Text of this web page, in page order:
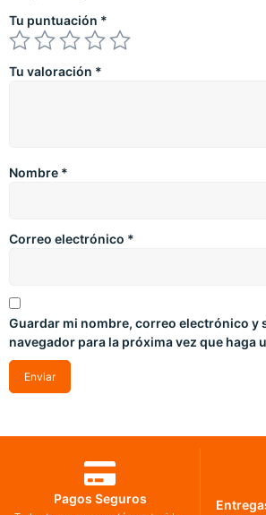
Tu puntuación *
Tu valoración *
Nombre *
Correo electrónico *
Guardar mi nombre, correo electrónico y
navegador para la próxima vez que haga
Pagos Seguros